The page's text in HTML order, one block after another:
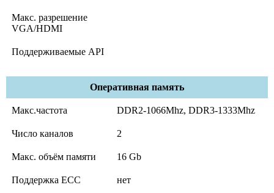
Макс. разрешение
VGA/HDMI
Поддерживаемые API
Оперативная память
Макс.частота DDR2-1066Mhz, DDR3-1333Mhz
Число каналов 2
Макс. объём памяти 16 Gb
Поддержка ECC нет